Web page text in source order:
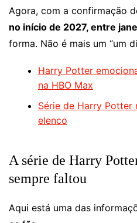
Agora, com a confirmação
no início de 2027, entre
forma. Não é mais um “um
Harry Potter
na HBO Max
Série de Harry Potter
elenco
A série de Harry
sempre faltou
Aqui está uma das